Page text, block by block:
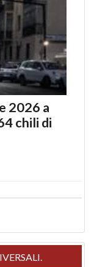
2026 a
chili di